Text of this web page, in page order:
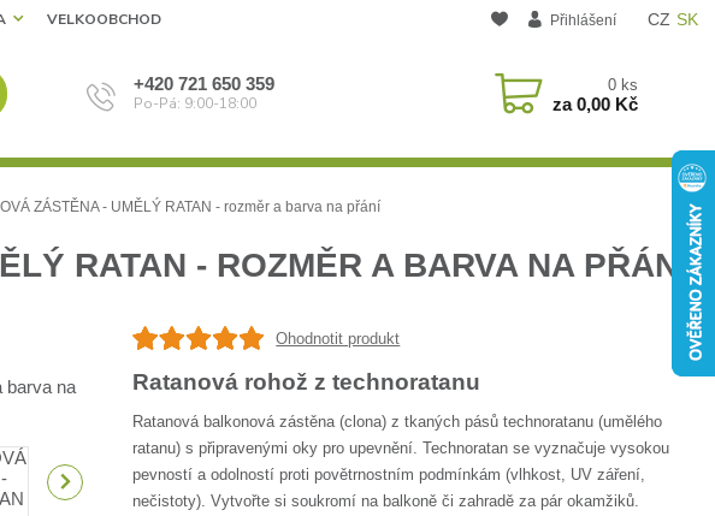
CZ SK
VELKOOBCHOD Přihlášení
+420 721 650 359
Po-Pá: 9:00-18:00
0 ks
za0,00 Kč
ZÁSTĚNA - UMĚLÝ RATAN - rozměr a barva na přání
RATAN - ROZMĚR A BARVA NA PŘÁNÍ
Ohodnotit produkt
Ratanová rohož z technoratanu
Ratanová balkonová zástěna (clona) z tkaných pásů technoratanu (umělého
ratanu) s připravenými oky pro upevnění. Technoratan se vyznačuje vysokou
pevností a odolností proti povětrnostním podmínkám (vlhkost, UV záření,
nečistoty). Vytvořte si soukromí na balkoně či zahradě za pár okamžiků.